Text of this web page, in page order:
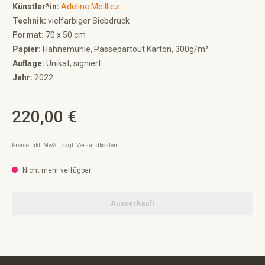
Künstler*in: Adeline Meilliez
Technik: vielfarbiger Siebdruck
Format: 70 x 50 cm
Papier: Hahnemühle, Passepartout Karton, 300g/m²
Auflage: Unikat, signiert
Jahr: 2022
Regulärer Preis:
220,00 €
Preise inkl. MwSt. zzgl. Versandkosten
Nicht mehr verfügbar
Ausverkauft